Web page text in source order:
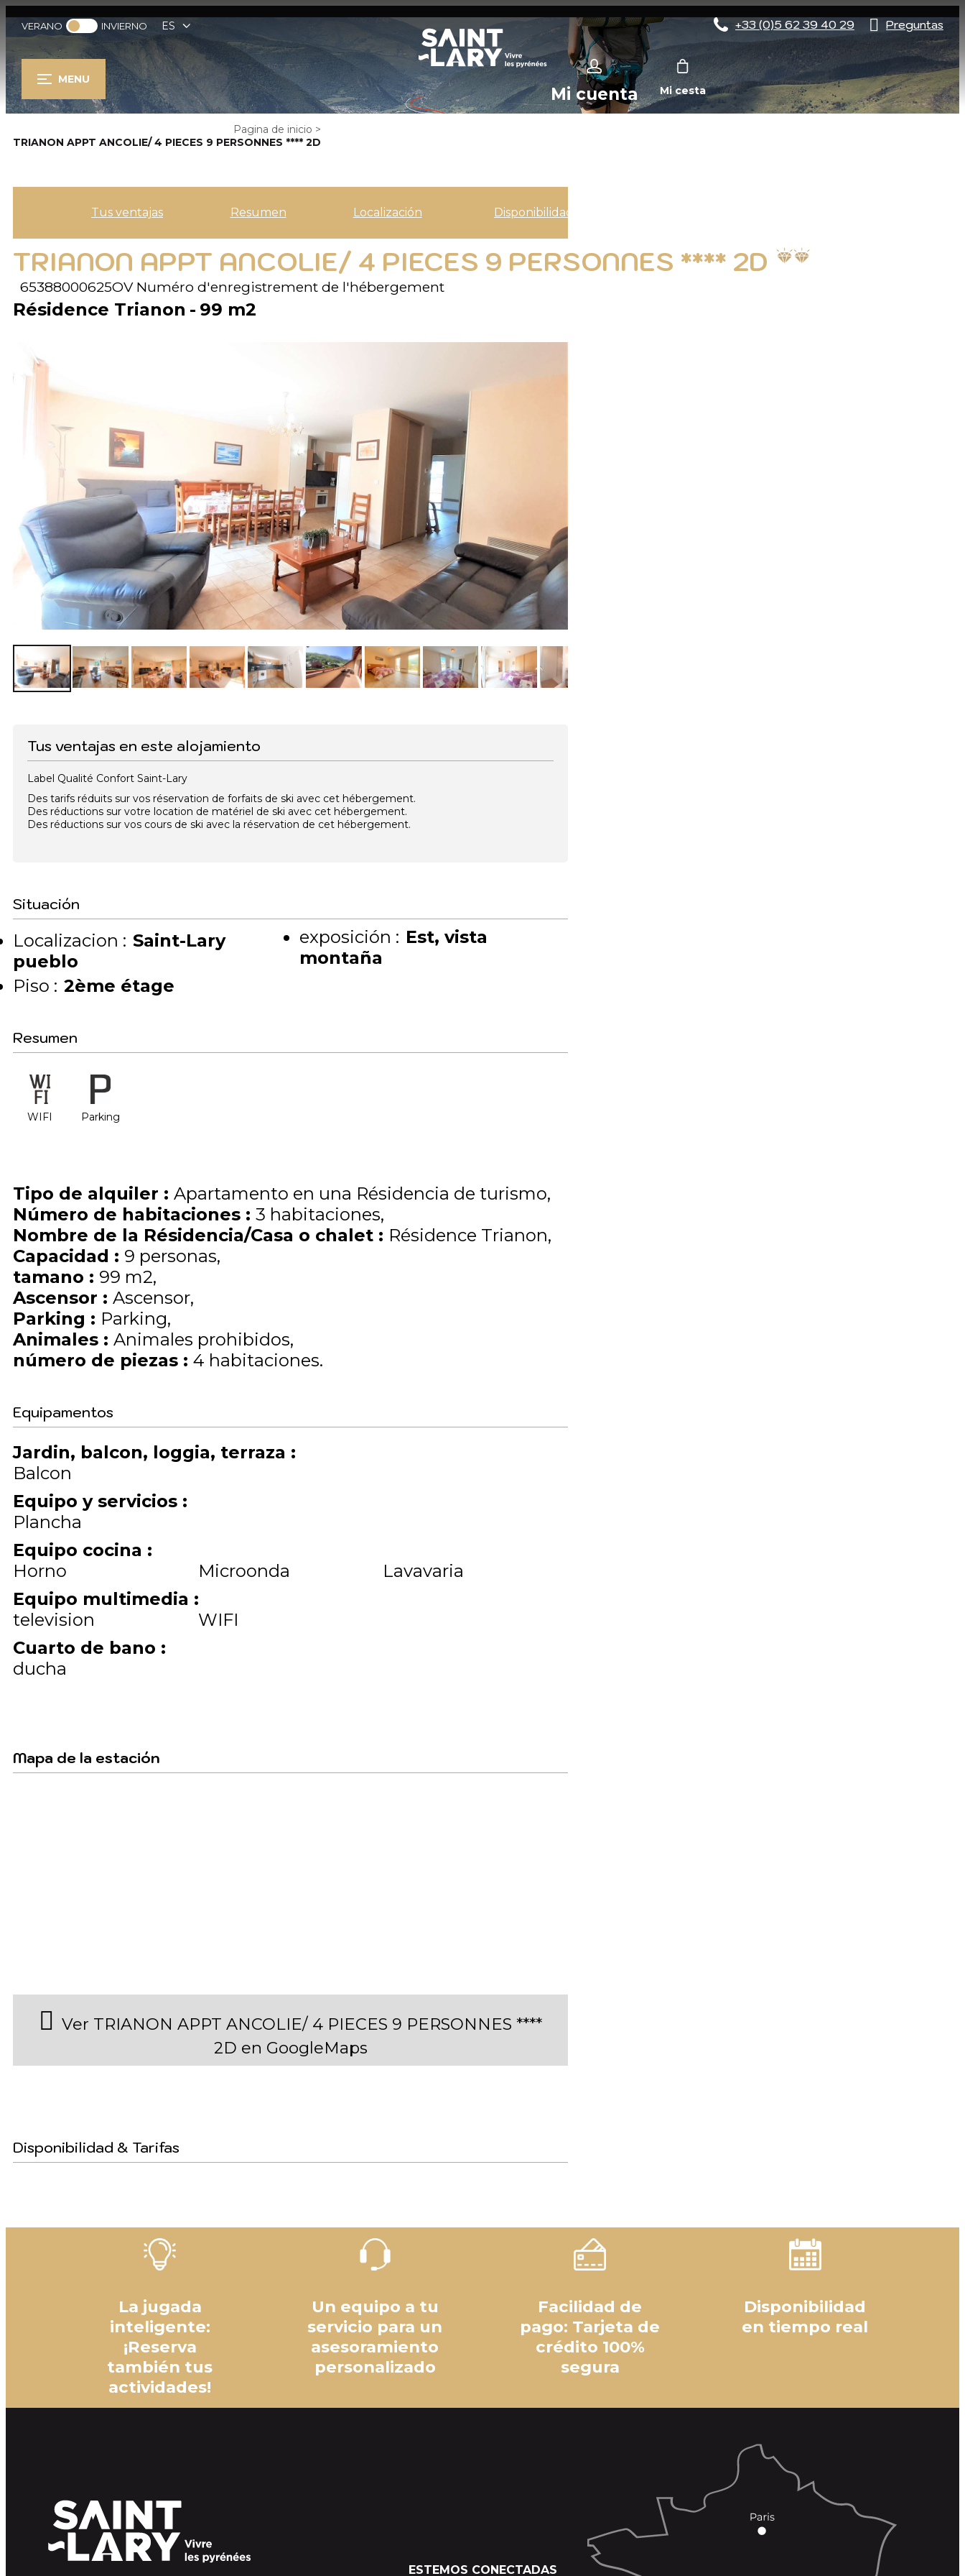
VERANO INVIERNO ES +33 (0)5 62 39 40 29 Preguntas
MENU
Mi cuenta Mi cesta
Pagina de inicio >
TRIANON APPT ANCOLIE/ 4 PIECES 9 PERSONNES **** 2D
Tus ventajas Resumen Localización Disponibilidad
TRIANON APPT ANCOLIE/ 4 PIECES 9 PERSONNES **** 2D
65388000625OV Numéro d'enregistrement de l'hébergement
Résidence Trianon 99 m2
Tus ventajas en este alojamiento
Label Qualité Confort Saint-Lary
Des tarifs réduits sur vos réservation de forfaits de ski avec cet hébergement.
Des réductions sur votre location de matériel de ski avec cet hébergement.
Des réductions sur vos cours de ski avec la réservation de cet hébergement.
Situación
Localizacion : Saint-Lary
pueblo
Piso : 2ème étage
exposición : Est vista
montaña
Resumen
WIFI Parking
Tipo de alquiler : Apartamento en una Résidencia de turismo
Número de habitaciones : 3 habitaciones
Nombre de la Résidencia/Casa o chalet : Résidence Trianon
Capacidad : 9 personas
tamano : 99 m2
Ascensor : Ascensor
Parking : Parking
Animales : Animales prohibidos
número de piezas : 4 habitaciones
Equipamentos
Jardin, balcon, loggia, terraza :
Balcon
Equipo y servicios :
Plancha
Equipo cocina :
Horno
Microonda
Lavavaria
Equipo multimedia :
television
WIFI
Cuarto de bano :
ducha
Mapa de la estación
Ver TRIANON APPT ANCOLIE/ 4 PIECES 9 PERSONNES ****
2D en GoogleMaps
Disponibilidad & Tarifas
La jugada
inteligente:
¡Reserva
también tus
actividades!
Un equipo a tu
servicio para un
asesoramiento
personalizado
Facilidad de
pago: Tarjeta de
crédito 100%
segura
Disponibilidad
en tiempo real
ESTEMOS CONECTADAS